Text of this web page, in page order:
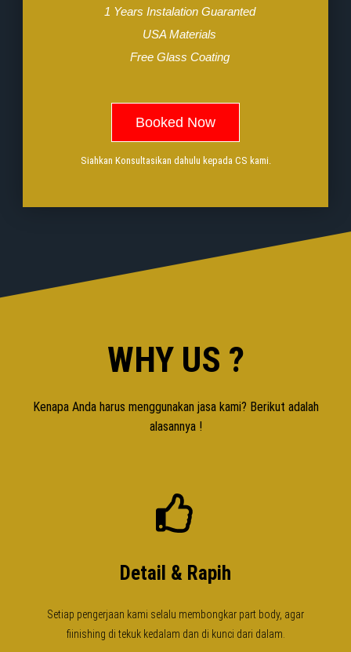
1 Years Instalation Guaranted
USA Materials
Free Glass Coating
Booked Now
Siahkan Konsultasikan dahulu kepada CS kami.
WHY US ?
Kenapa Anda harus menggunakan jasa kami? Berikut adalah
alasannya !
Detail & Rapih
Setiap pengerjaan kami selalu membongkar part body, agar
fiinishing di tekuk kedalam dan di kunci dari dalam.